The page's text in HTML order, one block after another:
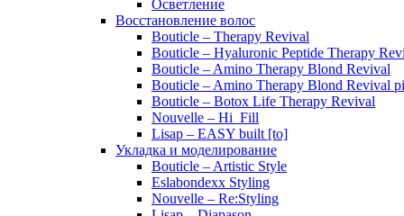
Осветление
Восстановление волос
Bouticle – Therapy Revival
Bouticle – Hyaluronic Peptide Therapy
Bouticle – Amino Therapy Blond Revival
Bouticle – Amino Therapy Blond Revival
Bouticle – Botox Life Therapy Revival
Nouvelle – Hi_Fill
Lisap – EASY built [to]
Укладка и моделирование
Bouticle – Artistic Style
Eslabondexx Styling
Nouvelle – Re:Styling